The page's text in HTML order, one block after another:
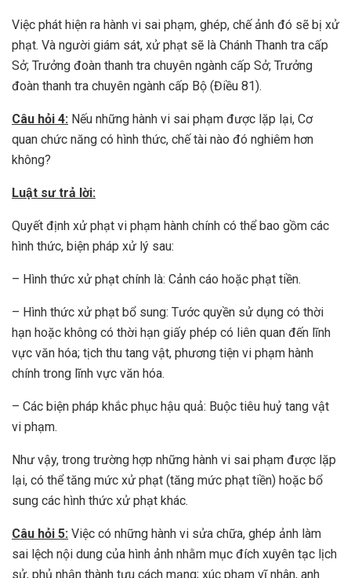
Việc phát hiện ra hành vi sai phạm, ghép, chế ảnh đó sẽ bị xử
phạt. Và người giám sát, xử phạt sẽ là Chánh Thanh tra cấp
Sở; Trưởng đoàn thanh tra chuyên ngành cấp Sở; Trưởng
đoàn thanh tra chuyên ngành cấp Bộ (Điều 81).
Câu hỏi 4: Nếu những hành vi sai phạm được lặp lại, Cơ
quan chức năng có hình thức, chế tài nào đó nghiêm hơn
không?
Luật sư trả lời:
Quyết định xử phạt vi phạm hành chính có thể bao gồm các
hình thức, biện pháp xử lý sau:
– Hình thức xử phạt chính là: Cảnh cáo hoặc phạt tiền.
– Hình thức xử phạt bổ sung: Tước quyền sử dụng có thời
hạn hoặc không có thời hạn giấy phép có liên quan đến lĩnh
vực văn hóa; tịch thu tang vật, phương tiện vi phạm hành
chính trong lĩnh vực văn hóa.
– Các biện pháp khắc phục hậu quả: Buộc tiêu huỷ tang vật
vi phạm.
Như vậy, trong trường hợp những hành vi sai phạm được lặp
lại, có thể tăng mức xử phạt (tăng mức phạt tiền) hoặc bổ
sung các hình thức xử phạt khác.
Câu hỏi 5: Việc có những hành vi sửa chữa, ghép ảnh làm
sai lệch nội dung của hình ảnh nhằm mục đích xuyên tạc lịch
sử, phủ nhận thành tựu cách mạng; xúc phạm vĩ nhân, anh